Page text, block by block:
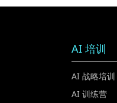
AI 培训
AI 战略培训
AI 训练营